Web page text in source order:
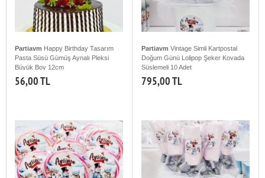
Partiavm Happy Birthday Tasarım
Pasta Süsü Gümüş Aynalı Pleksi
Büyük Boy 12cm
56,00 TL
Partiavm Vintage Simli Kartpostal
Doğum Günü Lolipop Şeker Kovada
Süslemeli 10 Adet
795,00 TL